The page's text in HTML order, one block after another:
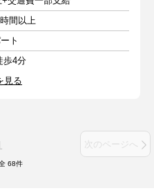
間以上
ト
歩4分
見る
次のページへ
68件